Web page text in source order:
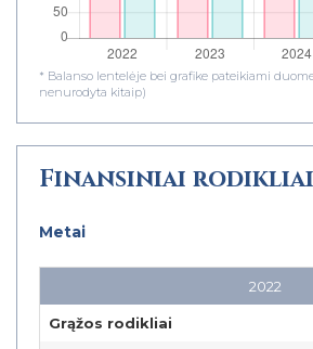
* Balanso lentelėje bei grafike pateikiami
nenurodyta kitaip)
Finansiniai rodikliai
Metai
2022
Grąžos rodikliai